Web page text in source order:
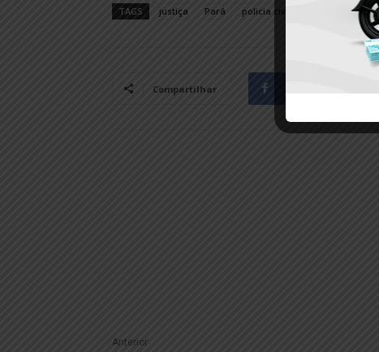
TAGS justiça Pará policia civil Polícia Federal
Compartilhar
Anterior